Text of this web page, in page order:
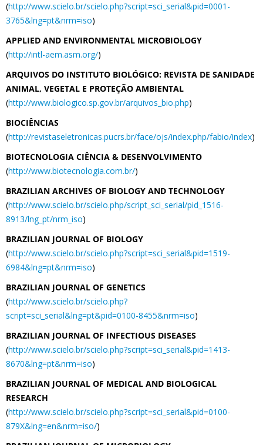
(http://www.scielo.br/scielo.php?script=sci_serial&pid=0001-
3765&lng=pt&nrm=iso)
APPLIED AND ENVIRONMENTAL MICROBIOLOGY
(http://intl-aem.asm.org/)
ARQUIVOS DO INSTITUTO BIOLÓGICO: REVISTA DE SANIDADE
ANIMAL, VEGETAL E PROTEÇÃO AMBIENTAL
(http://www.biologico.sp.gov.br/arquivos_bio.php)
BIOCIÊNCIAS
(http://revistaseletronicas.pucrs.br/face/ojs/index.php/fabio/index)
BIOTECNOLOGIA CIÊNCIA & DESENVOLVIMENTO
(http://www.biotecnologia.com.br/)
BRAZILIAN ARCHIVES OF BIOLOGY AND TECHNOLOGY
(http://www.scielo.br/scielo.php/script_sci_serial/pid_1516-
8913/lng_pt/nrm_iso)
BRAZILIAN JOURNAL OF BIOLOGY
(http://www.scielo.br/scielo.php?script=sci_serial&pid=1519-
6984&lng=pt&nrm=iso)
BRAZILIAN JOURNAL OF GENETICS
(http://www.scielo.br/scielo.php?
script=sci_serial&lng=pt&pid=0100-8455&nrm=iso)
BRAZILIAN JOURNAL OF INFECTIOUS DISEASES
(http://www.scielo.br/scielo.php?script=sci_serial&pid=1413-
8670&lng=pt&nrm=iso)
BRAZILIAN JOURNAL OF MEDICAL AND BIOLOGICAL
RESEARCH
(http://www.scielo.br/scielo.php?script=sci_serial&pid=0100-
879X&lng=en&nrm=iso/)